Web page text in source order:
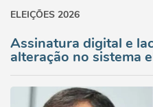
ELEIÇÕES 2026
Assinatura digital e
alteração no sistema